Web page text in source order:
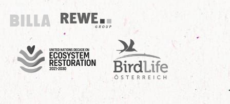
Billa
REWE Group
UN Decade
Birdlife